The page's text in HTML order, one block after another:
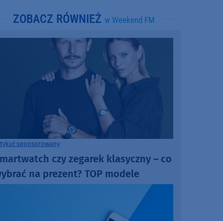
ZOBACZ RÓWNIEŻ w Weekend FM
sponsorowany
czy zegarek klasyczny – co
na prezent? TOP modele